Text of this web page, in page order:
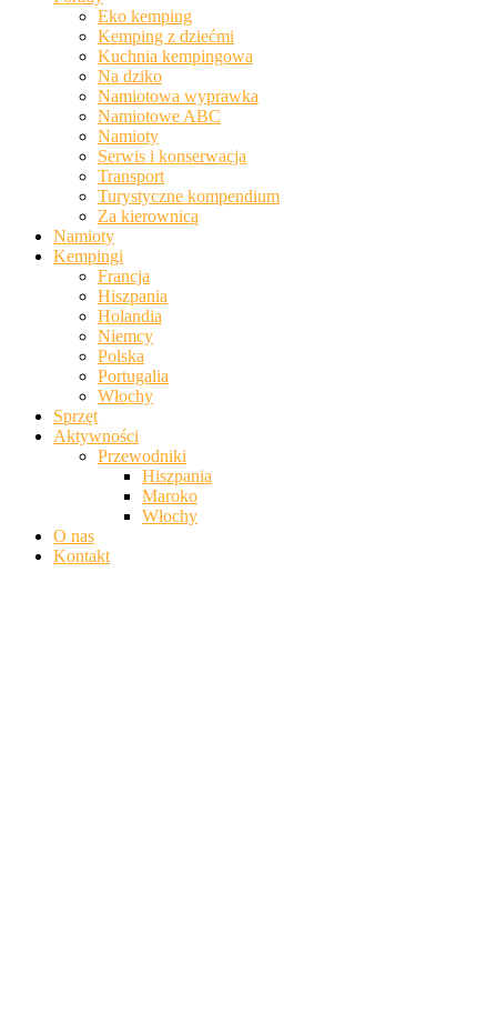
Eko kemping
Kemping z dziećmi
Kuchnia kempingowa
Na dziko
Namiotowa wyprawka
Namiotowe ABC
Namioty
Serwis i konserwacja
Transport
Turystyczne kompendium
Za kierownicą
Namioty
Kempingi
Francja
Hiszpania
Holandia
Niemcy
Polska
Portugalia
Włochy
Sprzęt
Aktywności
Przewodniki
Hiszpania
Maroko
Włochy
O nas
Kontakt